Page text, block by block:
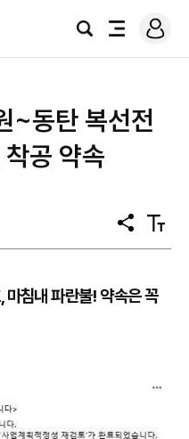
검
전
로
그
~동탄 복선전
공 약속
공
유
텍
스
기
침내 파란불! 약속은 꼭